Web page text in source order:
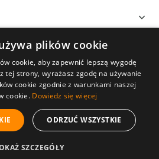
Prawa Zastrzeżone. All Rights
Realizacja:SUCRO
plików cookie
cookie, aby zapewnić lepszą wygodę
tej strony, wyrażasz zgodę na używanie
cookie zgodnie z warunkami naszej
cookie. Dowiedz się więcej
ODRZUĆ WSZYSTKIE
SZCZEGÓŁY